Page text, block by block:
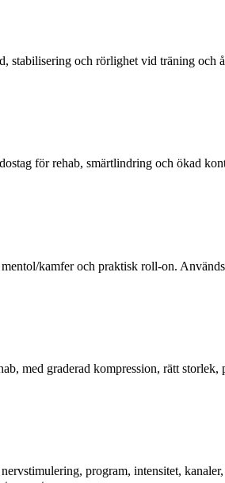
och rörlighet vid träning
för rehab, smärtlindring och ökad
kamfer och praktisk roll-on.
med graderad kompression, rätt
program, intensitet,